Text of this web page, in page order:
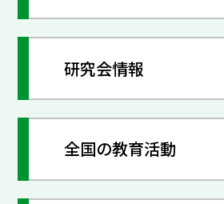
研究会情報
全国の教育活動